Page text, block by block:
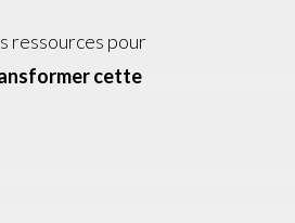
ressources pour
cette